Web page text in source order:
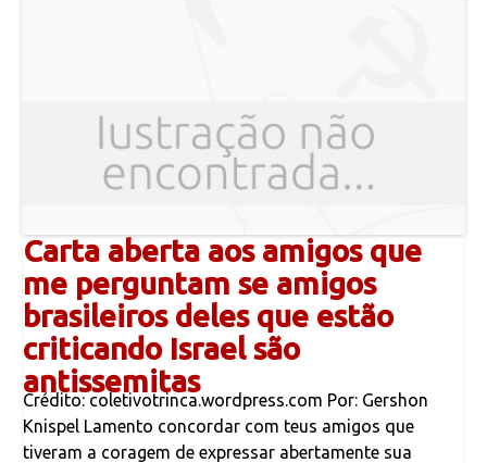
Carta aberta aos amigos que
me perguntam se amigos
brasileiros deles que estão
criticando Israel são
antissemitas
Crédito: coletivotrinca.wordpress.com Por: Gershon
Knispel Lamento concordar com teus amigos que
tiveram a coragem de expressar abertamente sua